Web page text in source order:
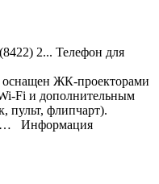
2... Телефон для
оснащен ЖК-проекторами
Fi и дополнительным
пульт, флипчарт).
Информация